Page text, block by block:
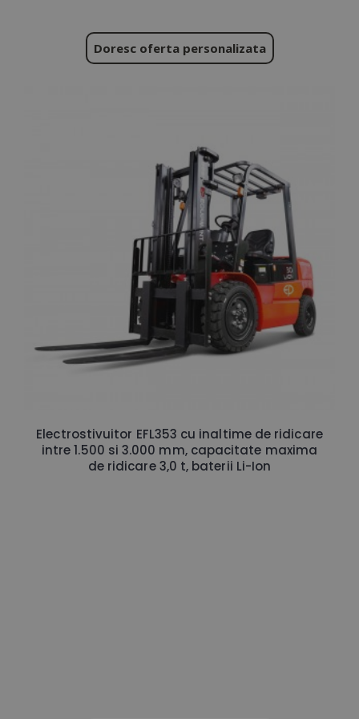
Doresc oferta personalizata
Electrostivuitor EFL353 cu inaltime de ridicare
intre 1.500 si 3.000 mm, capacitate maxima
de ridicare 3,0 t, baterii Li-Ion